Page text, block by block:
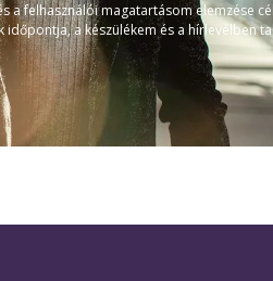
a felhasználói magatartásom elemzése
a készülékem és a hírlevélben